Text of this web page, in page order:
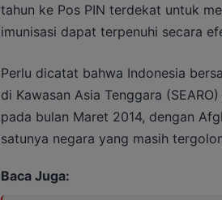
tahun ke Pos PIN terdekat untuk
imunisasi dapat terpenuhi secara
Perlu dicatat bahwa Indonesia
di Kawasan Asia Tenggara
pada bulan Maret 2014, dengan
satunya negara yang masih
Baca Juga: